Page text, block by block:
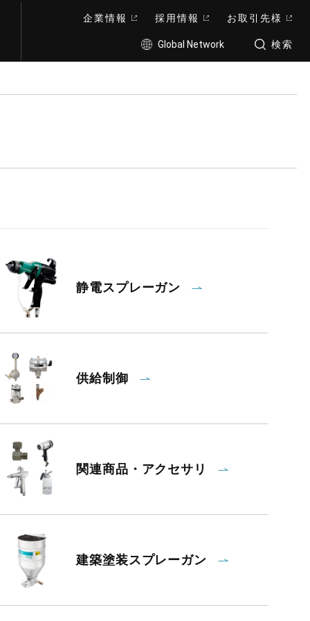
企業情報 採用情報 お取引先様
Global Network 検索
静電スプレーガン
供給制御
関連商品・アクセサリ
建築塗装スプレーガン